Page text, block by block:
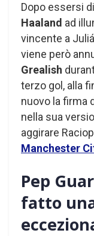
Dopo essersi
Haaland ad
vincente a
viene però
Grealish
terzo gol, alla
nuovo la firma
nella sua
aggirare
Manchester
Pep
fatto